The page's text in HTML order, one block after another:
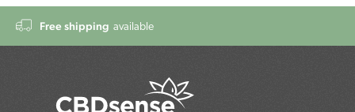
Free shipping available